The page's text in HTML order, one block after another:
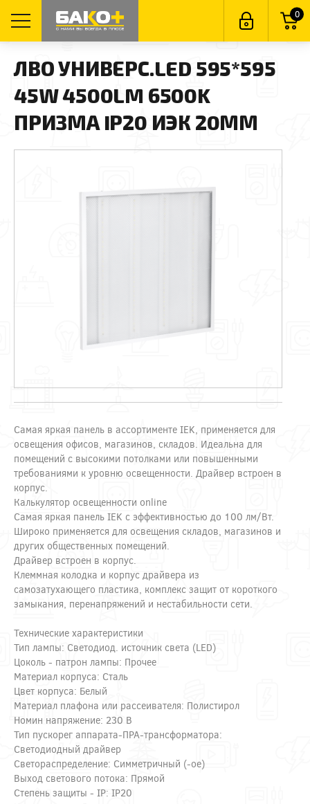
0
ЛВО УНИВЕРС.LED 595*595
45W 4500LM 6500K
ПРИЗМА IP20 ИЭК 20ММ
Самая яркая панель в ассортименте IEK, применяется для
освещения офисов, магазинов, складов. Идеальна для
помещений с высокими потолками или повышенными
требованиями к уровню освещенности. Драйвер встроен в
корпус.
Калькулятор освещенности online
Самая яркая панель IEK c эффективностью до 100 лм/Вт.
Широко применяется для освещения складов, магазинов и
других общественных помещений.
Драйвер встроен в корпус.
Клеммная колодка и корпус драйвера из
самозатухающего пластика, комплекс защит от короткого
замыкания, перенапряжений и нестабильности сети.
Технические характеристики
Тип лампы: Светодиод. источник света (LED)
Цоколь - патрон лампы: Прочее
Материал корпуса: Сталь
Цвет корпуса: Белый
Материал плафона или рассеивателя: Полистирол
Номин напряжение: 230 В
Тип пускорег аппарата-ПРА-трансформатора:
Светодиодный драйвер
Светораспределение: Симметричный (-ое)
Выход светового потока: Прямой
Степень защиты - IP: IP20